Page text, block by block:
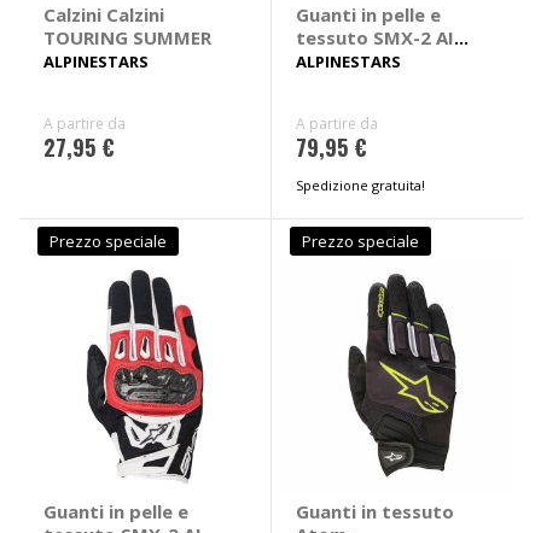
Calzini Calzini
TOURING SUMMER
ALPINESTARS
A partire da
27,95 €
Guanti in pelle e
tessuto SMX-2 AIR
Carbon V2
ALPINESTARS
A partire da
79,95 €
Spedizione gratuita!
Prezzo speciale
Guanti in pelle e
Prezzo speciale
Guanti in tessuto